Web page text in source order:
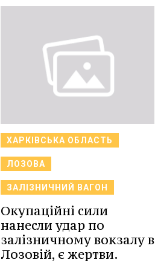
ХАРКІВСЬКА ОБЛАСТЬ
ЛОЗОВА
ЗАЛІЗНИЧНИЙ ВАГОН
Окупаційні сили
нанесли удар по
залізничному вокзалу в
Лозовій, є жертви.